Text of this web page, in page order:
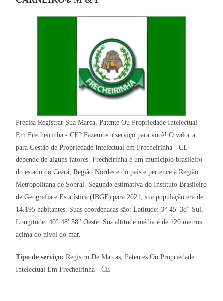
Precisa Registrar Sua Marca, Patente Ou Propriedade Intelectual
Em Frecheirinha - CE? Fazemos o serviço para você! O valor a
para Gestão de Propriedade Intelectual em Frecheirinha - CE
depende de alguns fatores. Frecheirinha é um município brasileiro
do estado do Ceará, Região Nordeste do país e pertence à Região
Metropolitana de Sobral. Segundo estimativa do Instituto Brasileiro
de Geografia e Estatística (IBGE) para 2021, sua população era de
14.195 habitantes. Suas coordenadas são: Latitude: 3° 45' 38'' Sul,
Longitude: 40° 48' 58'' Oeste. Sua altitude média é de 120 metros
acima do nível do mar.
Tipo de serviço:Registro De Marcas, Patentes Ou Propriedade
Intelectual Em Frecheirinha - CE